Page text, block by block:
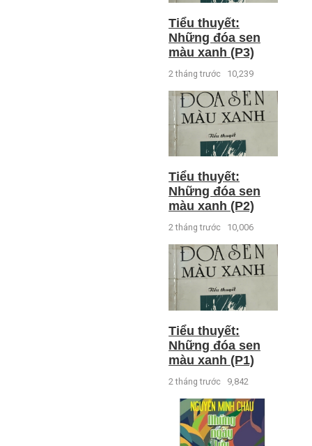
Tiểu thuyết:
Những đóa sen
màu xanh (P3)
2 tháng trước 10,239
Tiểu thuyết:
Những đóa sen
màu xanh (P2)
2 tháng trước 10,006
Tiểu thuyết:
Những đóa sen
màu xanh (P1)
2 tháng trước 9,842